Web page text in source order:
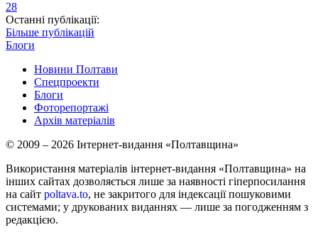
28
Останні публікації:
Більше публікацій
Блоги
Новини Полтави
Спецпроекти
Блоги
Фоторепортажі
Архів матеріалів
© 2009 – 2026 Інтернет-видання «Полтавщина»
Використання матеріалів інтернет-видання «Полтавщина» на
інших сайтах дозволяється лише за наявності гіперпосилання
на сайт poltava.to, не закритого для індексації пошуковими
системами; у друкованих виданнях — лише за погодженням з
редакцією.